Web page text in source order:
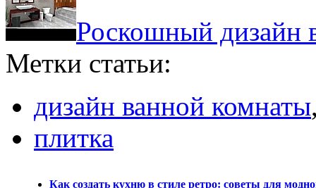
Роскошный дизайн
Метки статьи:
дизайн ванной комнаты
плитка
Как создать кухню в стиле ретро: советы для